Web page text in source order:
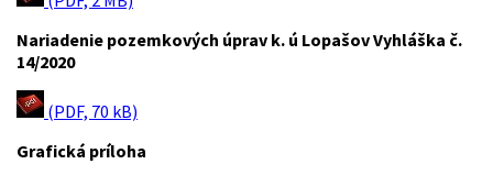
Nariadenie pozemkových úprav k. ú Lopašov Vyhláška č.
14/2020
(PDF, 70 kB)
Grafická príloha